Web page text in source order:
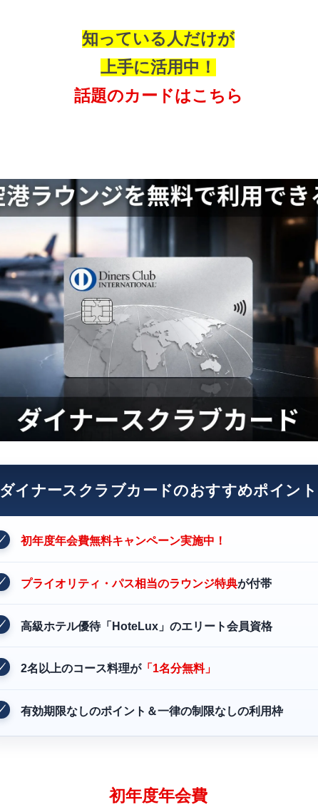
知っている人だけが
上手に活用中！
話題のカードはこちら
ダイナースクラブカードのおすすめポイント
初年度年会費無料キャンペーン実施中！
プライオリティ・パス相当のラウンジ特典が付帯
高級ホテル優待「HoteLux」のエリート会員資格
2名以上のコース料理が「1名分無料」
有効期限なしのポイント＆一律の制限なしの利用枠
初年度年会費